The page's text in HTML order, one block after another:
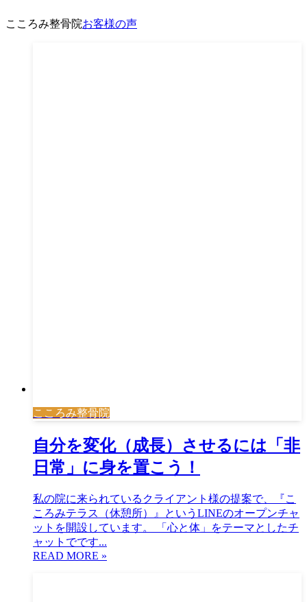
こころみ整骨院お客様の声
こころみ整骨院
自分を変化（成長）させるには「非
日常」に身を置こう！
私の院に来られているクライアント様の提案で、『こ
ころみテラス（休憩所）』というLINEのオープンチャ
ットを開設しています。 「心と体」をテーマとしたチ
ャットでです...